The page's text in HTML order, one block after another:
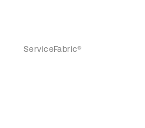
ServiceFabric®